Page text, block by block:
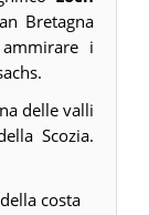
Bretagna
i
delle valli
Scozia.
costa